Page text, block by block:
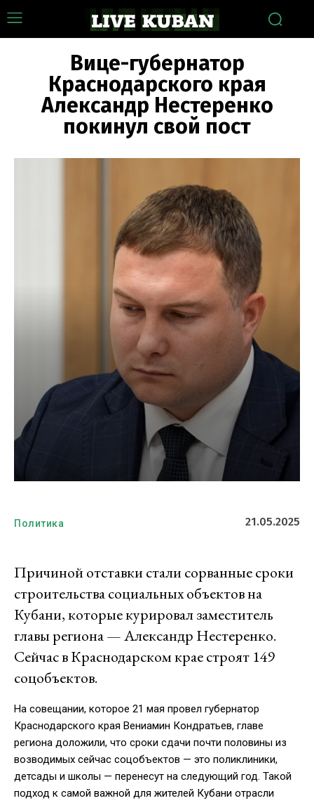
Вице-губернатор
Краснодарского края
Александр Нестеренко
покинул свой пост
Политика 21.05.2025
Причиной отставки стали сорванные сроки
строительства социальных объектов на
Кубани, которые курировал заместитель
главы региона — Александр Нестеренко.
Сейчас в Краснодарском крае строят 149
соцобъектов.
На совещании, которое 21 мая провел губернатор
Краснодарского края Вениамин Кондратьев, главе
региона доложили, что сроки сдачи почти половины из
возводимых сейчас соцобъектов — это поликлиники,
детсады и школы — перенесут на следующий год. Такой
подход к самой важной для жителей Кубани отрасли